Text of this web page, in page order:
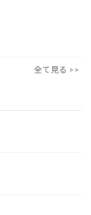
全て見る >>